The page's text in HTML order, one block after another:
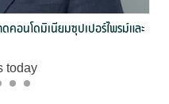
คอนโดมิเนียมซุปเปอร์ไพรม์และ
today